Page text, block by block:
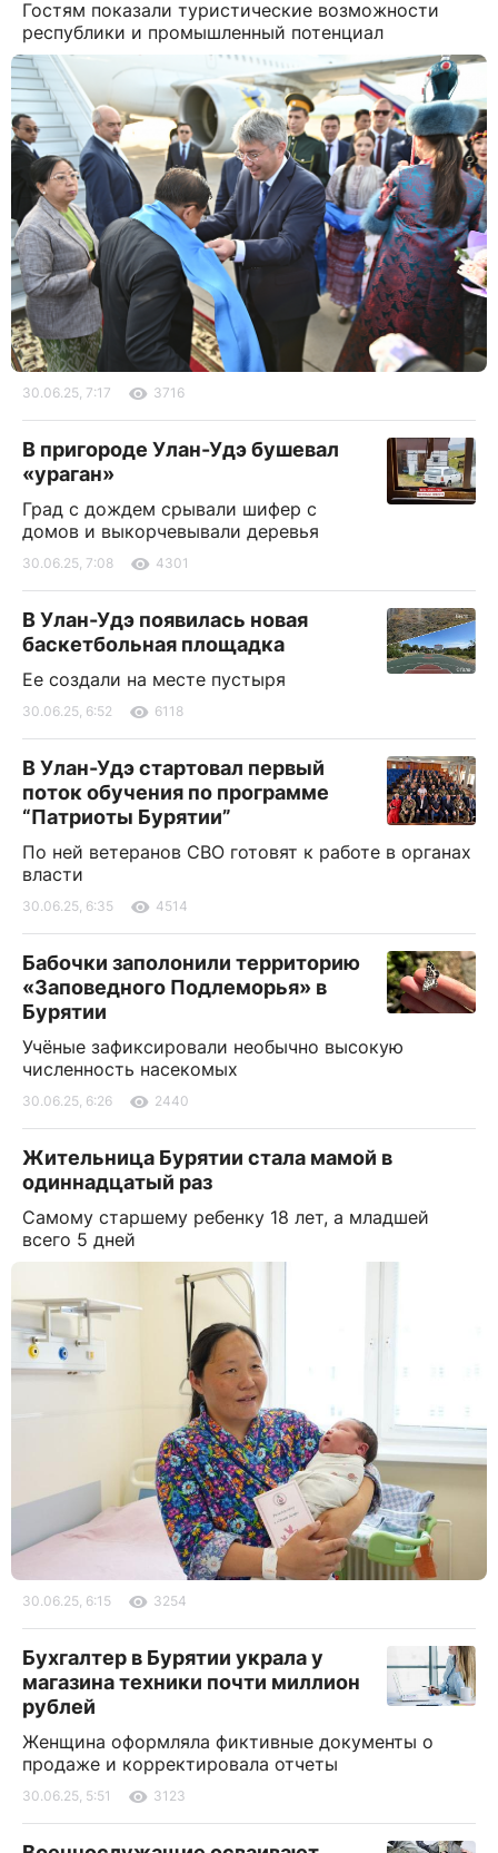
Гостям показали туристические возможности
республики и промышленный потенциал
30.06.25, 7:17 3716
В пригороде Улан-Удэ бушевал
«ураган»
Град с дождем срывали шифер с
домов и выкорчевывали деревья
30.06.25, 7:08 4301
В Улан-Удэ появилась новая
баскетбольная площадка
Ее создали на месте пустыря
30.06.25, 6:52 6118
В Улан-Удэ стартовал первый
поток обучения по программе
“Патриоты Бурятии”
По ней ветеранов СВО готовят к работе в органах
власти
30.06.25, 6:35 4514
Бабочки заполонили территорию
«Заповедного Подлеморья» в
Бурятии
Учёные зафиксировали необычно высокую
численность насекомых
30.06.25, 6:26 2440
Жительница Бурятии стала мамой в
одиннадцатый раз
Самому старшему ребенку 18 лет, а младшей
всего 5 дней
30.06.25, 6:15 3254
Бухгалтер в Бурятии украла у
магазина техники почти миллион
рублей
Женщина оформляла фиктивные документы о
продаже и корректировала отчеты
30.06.25, 5:51 3123